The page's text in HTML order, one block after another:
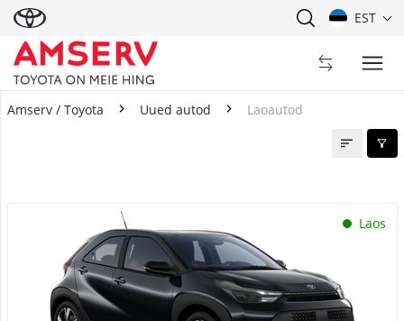
EST
Amserv / Toyota Uued autod Laoautod
Laos